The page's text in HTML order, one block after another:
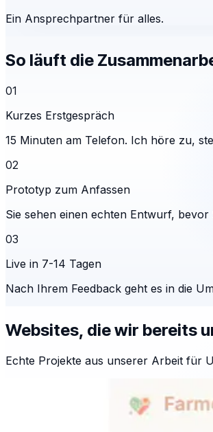
Ein Ansprechpartner für alles.
So läuft die
01
Kurzes Erstgespräch
15 Minuten am Telefon. Ich höre zu,
02
Prototyp zum Anfassen
Sie sehen einen echten Entwurf,
03
Live in 7-14 Tagen
Nach Ihrem Feedback geht es in die
Websites, die wir bereits
Echte Projekte aus unserer Arbeit für